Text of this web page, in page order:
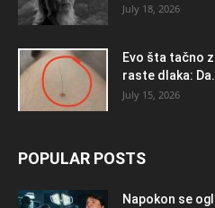
July 18, 2026
Evo šta tačno
raste dlaka:
July 15, 2026
POPULAR POSTS
Napokon se